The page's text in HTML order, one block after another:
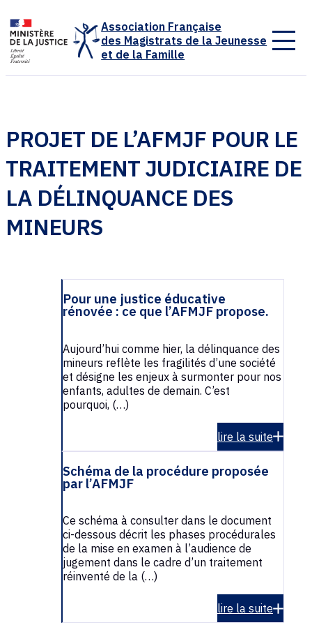
Association Française
des Magistrats de la Jeunesse
et de la Famille
PROJET DE L’AFMJF POUR LE
TRAITEMENT JUDICIAIRE DE
LA DÉLINQUANCE DES
MINEURS
Pour une justice éducative
rénovée : ce que l’AFMJF propose.
Aujourd’hui comme hier, la délinquance des
mineurs reflète les fragilités d’une société
et désigne les enjeux à surmonter pour nos
enfants, adultes de demain. C’est
pourquoi, (…)
lire la suite
Schéma de la procédure proposée
par l’AFMJF
Ce schéma à consulter dans le document
ci-dessous décrit les phases procédurales
de la mise en examen à l’audience de
jugement dans le cadre d’un traitement
réinventé de la (…)
lire la suite